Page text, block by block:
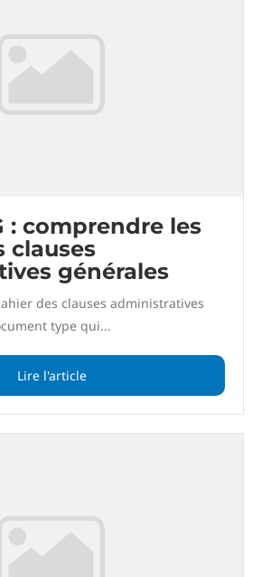
: comprendre les
clauses
générales
des clauses administratives
type qui...
Lire l'article